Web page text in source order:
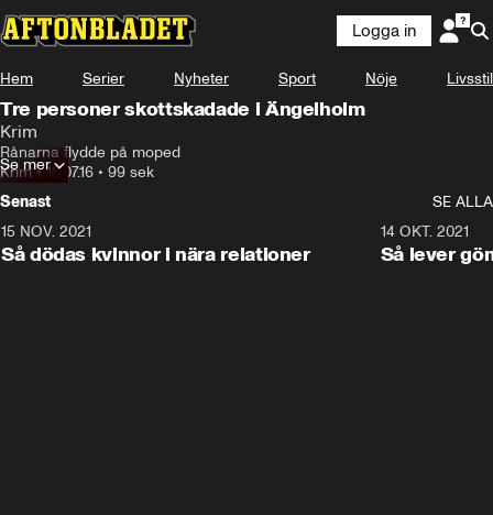
Logga in
Hem Serier Nyheter Sport Nöje Livsstil
Tre personer skottskadade i Ängelholm
Krim
Rånarna flydde på moped
Krim•18.07.16 • 99 sek
Se mer
Senast
SE ALLA
15 NOV. 2021
Så dödas kvinnor i nära relationer
14 OKT. 2021
Så lever